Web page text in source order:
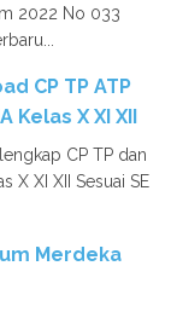
2022 No 033
CP TP ATP
X XI XII
CP TP dan
X XI XII Sesuai SE
Merdeka